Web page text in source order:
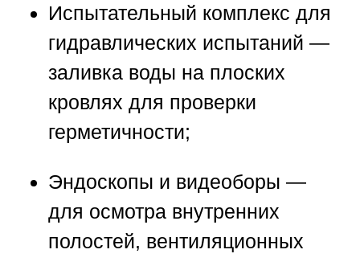
Испытательный комплекс для
гидравлических испытаний —
заливка воды на плоских
кровлях для проверки
герметичности;
Эндоскопы и видеоборы —
для осмотра внутренних
полостей, вентиляционных